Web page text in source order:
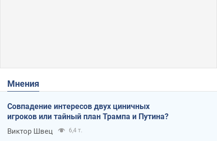
Мнения
Совпадение интересов двух циничных
игроков или тайный план Трампа и Путина?
Виктор Швец 6,4 т.